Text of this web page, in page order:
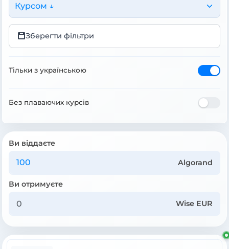
Курсом ↓
Зберегти фільтри
Тільки з українською
Без плаваючих курсів
Ви віддаєте
Algorand
Ви отримуєте
Wise EUR